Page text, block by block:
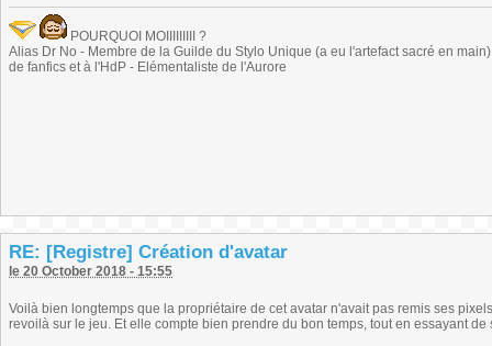
POURQUOI MOIIIIIIIII ?
Alias Dr No - Membre de la Guilde du Stylo Unique (a eu l'artefact sacré en
de fanfics et à l'HdP - Elémentaliste de l'Aurore
RE: [Registre] Création d'avatar
le 20 October 2018 - 15:55
Voilà bien longtemps que la propriétaire de cet avatar n'avait pas remis ses
revoilà sur le jeu. Et elle compte bien prendre du bon temps, tout en essayant